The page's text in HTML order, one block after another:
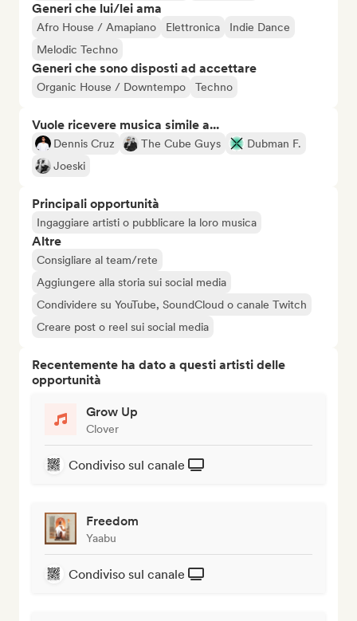
Generi che lui/lei ama
Afro House / Amapiano Elettronica
Indie Dance
Melodic Techno
Generi che sono disposti ad accettare
Organic House / Downtempo Techno
Vuole ricevere musica simile a...
Dennis Cruz The Cube Guys
Dubman F.
Joeski
Principali opportunità
Ingaggiare artisti o pubblicare la loro musica
Altre
Consigliare al team/rete
Aggiungere alla storia sui social media
Condividere su YouTube, SoundCloud o canale Twitch
Creare post o reel sui social media
Recentemente ha dato a questi artisti delle
opportunità
Grow Up
Clover
Condiviso sul canale
Freedom
Yaabu
Condiviso sul canale